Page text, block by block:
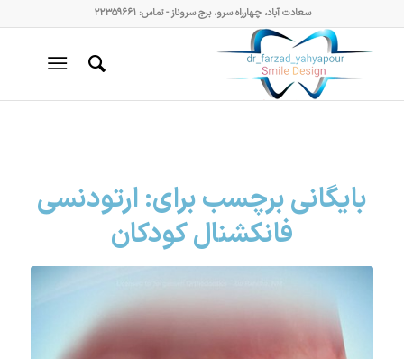
سعادت آباد، چهارراه سرو، برج سروناز - تماس: ۲۲۳۵۹۶۶۱
بایگانی برچسب برای: ارتودنسی
فانکشنال کودکان